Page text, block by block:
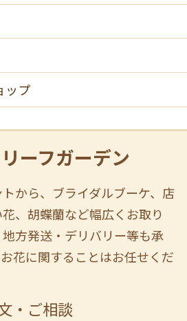
ップ
ーフガーデン
から、ブライダルブーケ、店
、胡蝶蘭など幅広くお取り
方発送・デリバリー等も承
花に関することはお任せくだ
・ご相談